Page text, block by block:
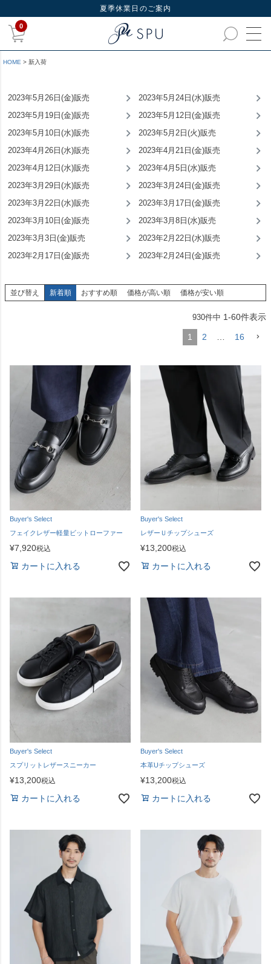
夏季休業日のご案内
0
HOME 新入荷
2023年5月26日(金)販売 2023年5月24日(水)販売
2023年5月19日(金)販売 2023年5月12日(金)販売
2023年5月10日(水)販売 2023年5月2日(火)販売
2023年4月26日(水)販売 2023年4月21日(金)販売
2023年4月12日(水)販売 2023年4月5日(水)販売
2023年3月29日(水)販売 2023年3月24日(金)販売
2023年3月22日(水)販売 2023年3月17日(金)販売
2023年3月10日(金)販売 2023年3月8日(水)販売
2023年3月3日(金)販売 2023年2月22日(水)販売
2023年2月17日(金)販売 2023年2月24日(金)販売
並び替え 新着順 おすすめ順 価格が高い順 価格が安い順
930件中 1-60件表示
1 2 16
Buyer's Select
フェイクレザー軽量ビットローファー
¥7,920税込
カートに入れる
Buyer's Select
レザーＵチップシューズ
¥13,200税込
カートに入れる
Buyer's Select
スプリットレザースニーカー
¥13,200税込
カートに入れる
Buyer's Select
本革Uチップシューズ
¥13,200税込
カートに入れる